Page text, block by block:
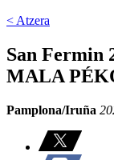
< Atzera
San Fermin
MALA
Pamplona/Iruña